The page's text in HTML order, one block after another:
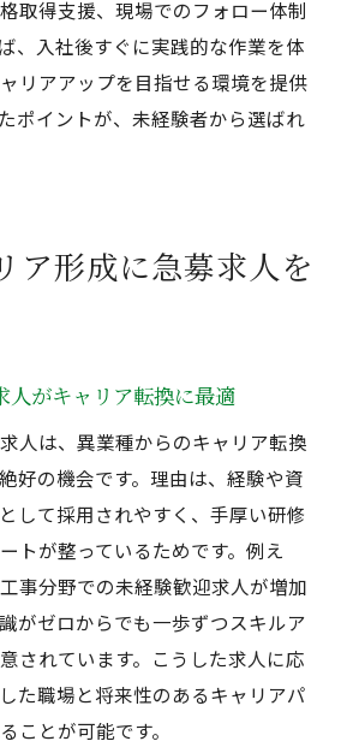
取得支援、現場でのフォロー体制
、入社後すぐに実践的な作業を体
リアアップを目指せる環境を提供
ポイントが、未経験者から選ばれ
ア形成に急募求人を
人がキャリア転換に最適
人は、異業種からのキャリア転換
好の機会です。理由は、経験や資
して採用されやすく、手厚い研修
トが整っているためです。例え
事分野での未経験歓迎求人が増加
がゼロからでも一歩ずつスキルア
されています。こうした求人に応
た職場と将来性のあるキャリアパ
ことが可能です。